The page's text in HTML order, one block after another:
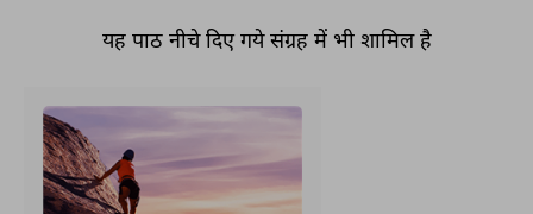
यह पाठ नीचे दिए गये संग्रह में भी शामिल है